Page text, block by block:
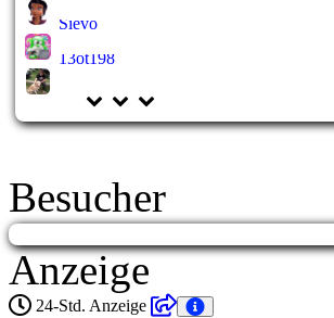
Sievo
13ot198
Besucher
Anzeige
24-Std. Anzeige